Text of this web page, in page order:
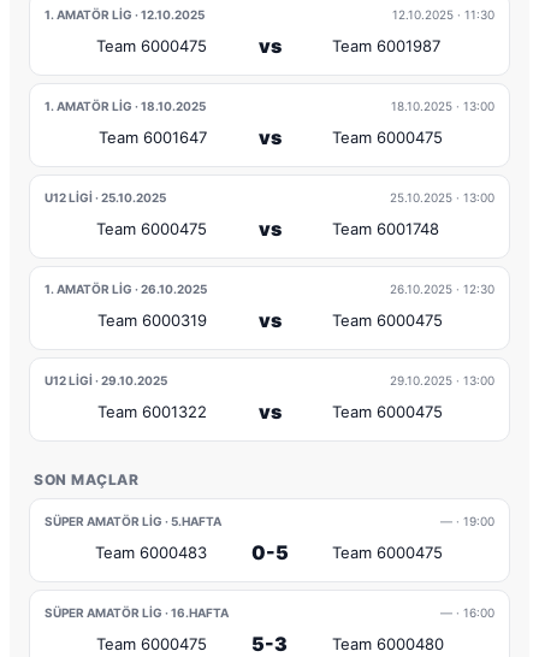
1. AMATÖR LIG · 12.10.2025 12.10.2025 · 11:30
Team 6000475 vs Team 6001987
1. AMATÖR LIG · 18.10.2025 18.10.2025 · 13:00
Team 6001647 vs Team 6000475
U12 LIGI · 25.10.2025 25.10.2025 · 13:00
Team 6000475 vs Team 6001748
1. AMATÖR LIG · 26.10.2025 26.10.2025 · 12:30
Team 6000319 vs Team 6000475
U12 LIGI · 29.10.2025 29.10.2025 · 13:00
Team 6001322 vs Team 6000475
SON MAÇLAR
SÜPER AMATÖR LIG · 5.HAFTA — · 19:00
Team 6000483 0-5 Team 6000475
SÜPER AMATÖR LIG · 16.HAFTA — · 16:00
Team 6000475 5-3 Team 6000480